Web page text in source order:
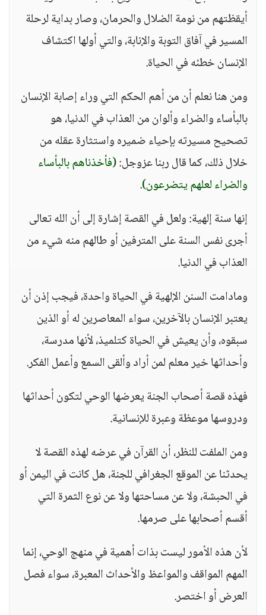
أيقظتهم من نومة الضلال والحرمان، وصار بداية لرحلة
المسير في آفاق التوبة والإنابة، والتي أولها اكتشاف
الإنسان خطئه في الحياة.
ومن هنا نعلم أن من أهم الحكم التي وراء إصابة الإنسان
بالبأساء والضراء وألوان من العذاب في الدنيا، هو
تصحيح مسيرته بإحياء ضميره واستثارة عقله من
خلال ذلك، كما قال ربنا عزوجل:(فأخذناهم بالبأساء
والضراء لعلهم يتضرعون).
إنها سنة إلهية: ولعل في القصة إشارة إلى أن الله تعالى
أجرى نفس السنة على المترفين أو طالهم منه شيء من
العذاب في الدنيا.
ومادامت السنن الإلهية في الحياة واحدة، فيجب إذن أن
يعتبر الإنسان بالآخرين، سواء المعاصرين له أو الذين
سبقوه، وأن يعيش في الحياة كتلميذ، لأنها مدرسة،
وأحداثها خير معلم لمن أراد وألقى السمع وأعمل الفكر.
فهذه قصة أصحاب الجنة يعرضها الوحي لتكون أحداثها
ودروسها موعظة وعبرة للإنسانية.
ومن الملفت للنظر، أن القرآن في عرضه لهذه القصة لا
يحدثنا عن الموقع الجغرافي للجنة، هل كانت في اليمن أو
في الحبشة، ولا عن مساحتها ولا عن نوع الثمرة التي
أقسم أصحابها على صرمها.
لأن هذه الأمور ليست بذات أهمية في منهج الوحي، إنما
المهم المواقف والمواعظ والأحداث المعبرة، سواء فصل
العرض أو اختصر.